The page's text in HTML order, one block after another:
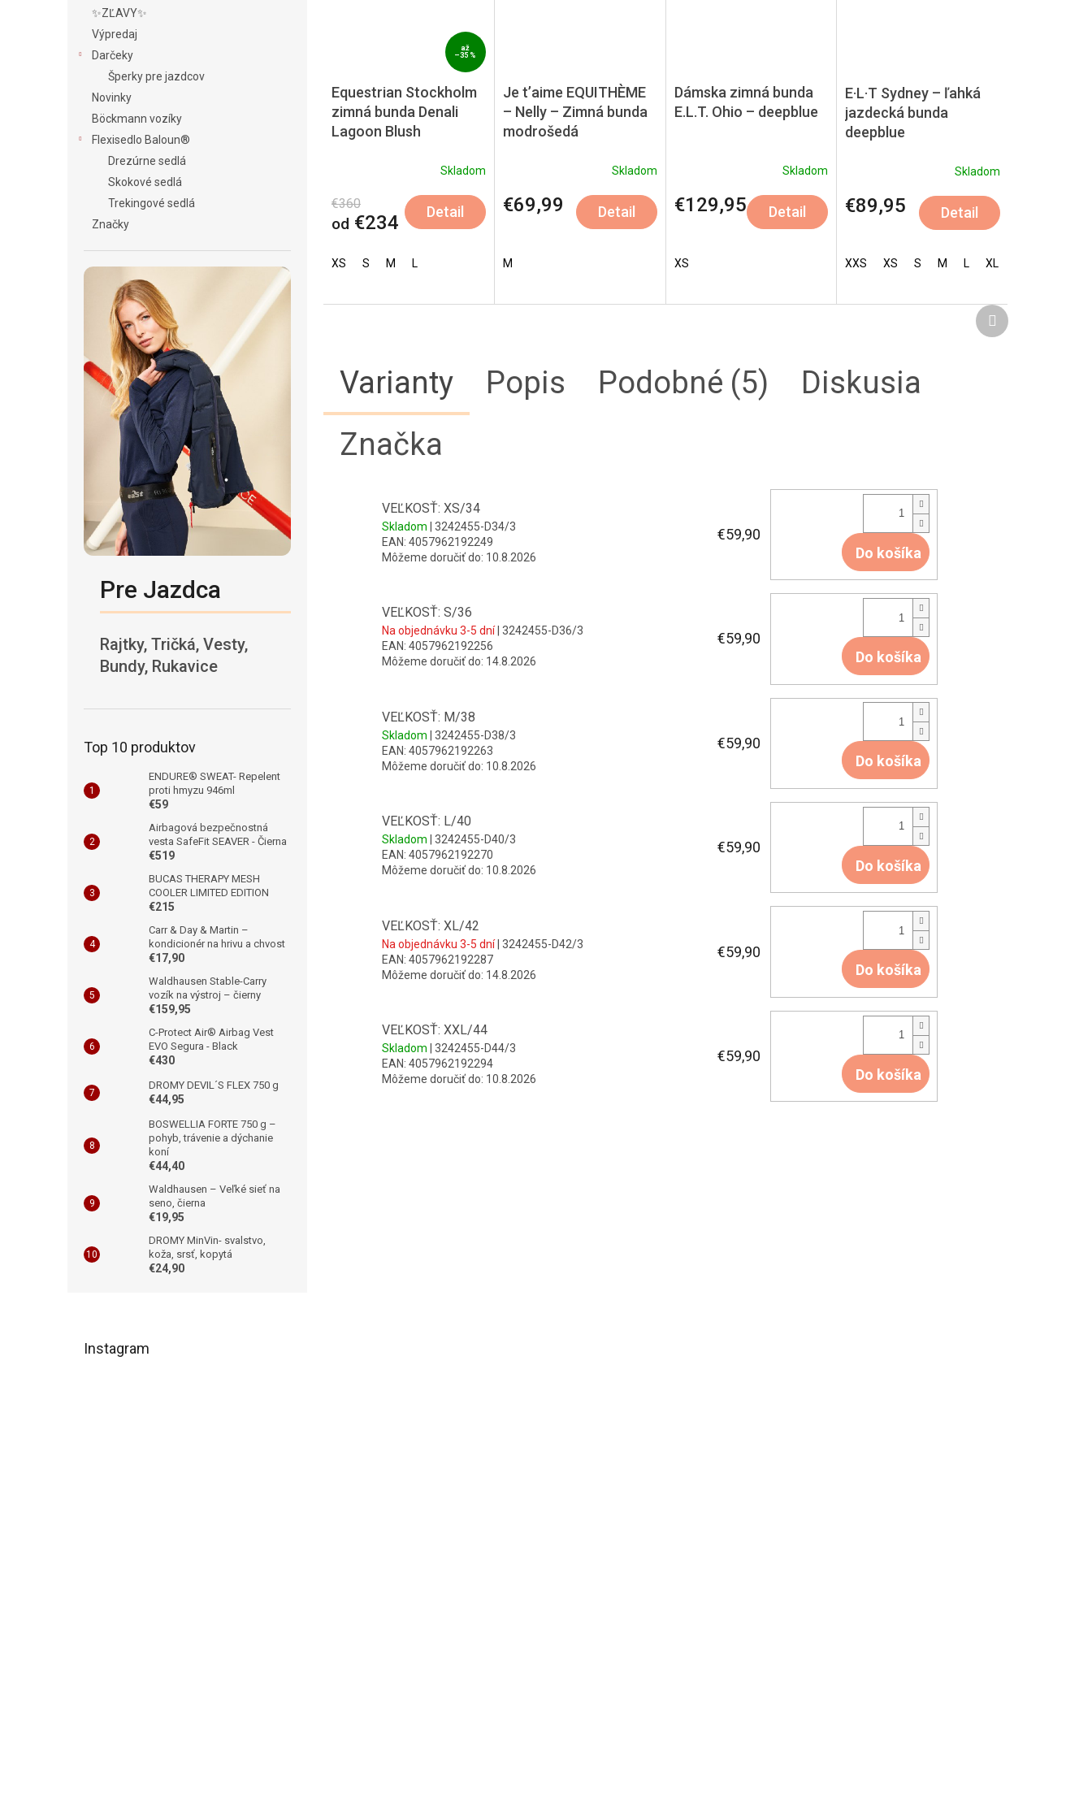
✨ZĽAVY✨
Výpredaj
Darčeky
Šperky pre jazdcov
Novinky
Böckmann vozíky
Flexisedlo Baloun®
Drezúrne sedlá
Skokové sedlá
Trekingové sedlá
Značky
Pre Jazdca
Rajtky, Tričká, Vesty,
Bundy, Rukavice
Top 10 produktov
ENDURE® SWEAT- Repelent
proti hmyzu 946ml
€59
Airbagová bezpečnostná
vesta SafeFit SEAVER - Čierna
€519
BUCAS THERAPY MESH
COOLER LIMITED EDITION
€215
Carr & Day & Martin –
kondicionér na hrivu a chvost
€17,90
Waldhausen Stable-Carry
vozík na výstroj – čierny
€159,95
C-Protect Air® Airbag Vest
EVO Segura - Black
€430
DROMY DEVIL´S FLEX 750 g
€44,95
BOSWELLIA FORTE 750 g –
pohyb, trávenie a dýchanie
koní
€44,40
Waldhausen – Veľké sieť na
seno, čierna
€19,95
DROMY MinVin- svalstvo,
koža, srsť, kopytá
€24,90
až
–35 %
Equestrian Stockholm
zimná bunda Denali
Lagoon Blush
Skladom
€360
od €234 Detail
XS S M L
Je t’aime EQUITHÈME
– Nelly – Zimná bunda
modrošedá
Skladom
€69,99 Detail
M
Dámska zimná bunda
E.L.T. Ohio – deepblue
Skladom
€129,95 Detail
XS
E·L·T Sydney – ľahká
jazdecká bunda
deepblue
Skladom
€89,95 Detail
XXS XS S M L XL
Ďalší
produkt
Varianty Popis Podobné (5)
Diskusia
Značka
VEĽKOSŤ: XS/34
Skladom
| 3242455-D34/3
EAN: 4057962192249
Môžeme doručiť do: 10.8.2026
€59,90
Do košíka
VEĽKOSŤ: S/36
Na objednávku 3-5 dní | 3242455-D36/3
EAN: 4057962192256
Môžeme doručiť do: 14.8.2026
€59,90
Do košíka
VEĽKOSŤ: M/38
Skladom
| 3242455-D38/3
EAN: 4057962192263
Môžeme doručiť do: 10.8.2026
€59,90
Do košíka
VEĽKOSŤ: L/40
Skladom
| 3242455-D40/3
EAN: 4057962192270
Môžeme doručiť do: 10.8.2026
€59,90
Do košíka
VEĽKOSŤ: XL/42
Na objednávku 3-5 dní| 3242455-D42/3
EAN: 4057962192287
Môžeme doručiť do: 14.8.2026
€59,90
Do košíka
VEĽKOSŤ: XXL/44
Skladom
| 3242455-D44/3
EAN: 4057962192294
Môžeme doručiť do: 10.8.2026
€59,90
Do košíka
Instagram